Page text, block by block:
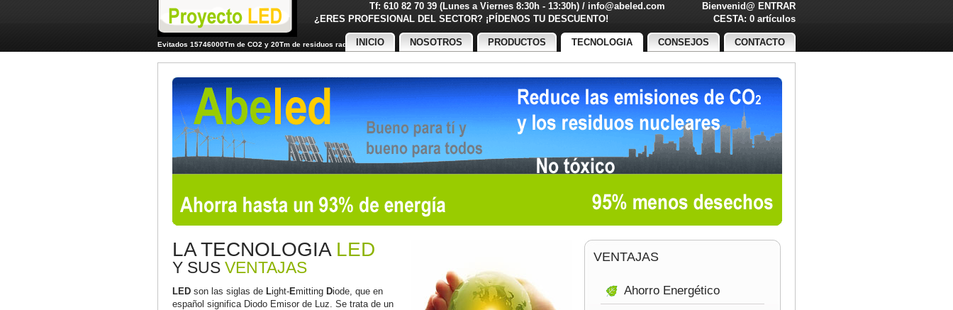
Tf: 610 82 70 39 (Lunes a Viernes 8:30h - 13:30h) / info@abeled.com Bienvenid@ ENTRAR
¿ERES PROFESIONAL DEL SECTOR? ¡PÍDENOS TU DESCUENTO!
CESTA: 0 artículos
Evitados 15746000Tm de CO2 y 20Tm de residuos radiactivos
INICIO NOSOTROS PRODUCTOS TECNOLOGIA CONSEJOS CONTACTO
VENTAJAS
Ahorro Energético
LA TECNOLOGIA LED
Y SUS VENTAJAS
LED son las siglas de Light-Emitting Diode, que en
español significa Diodo Emisor de Luz. Se trata de un